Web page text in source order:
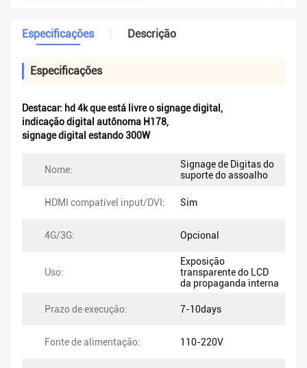
Especificações Descrição
Especificações
Destacar: hd 4k que está livre o signage digital ,
indicação digital autônoma H178,
signage digital estando 300W
Nome:
Signage de Digitas do
suporte do assoalho
HDMI compatível input/DVI: Sim
4G/3G: Opcional
Uso:
Exposição
transparente do LCD
da propaganda interna
Prazo de execução: 7-10days
Fonte de alimentação: 110-220V